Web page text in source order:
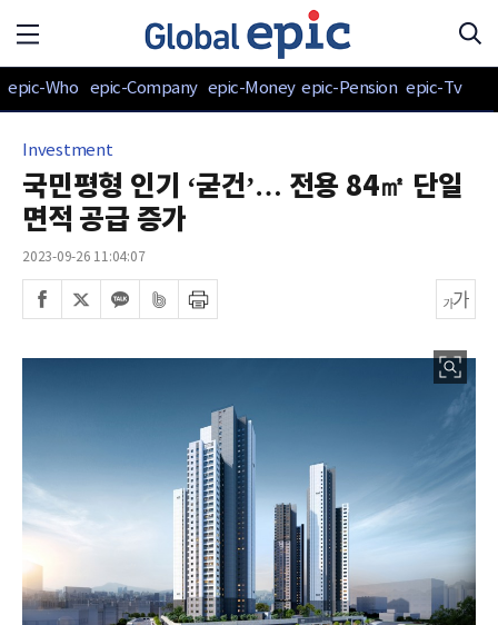
epic-Who epic-Company epic-Money epic-Pension epic-Tv
Investment
국민평형 인기 ‘굳건’… 전용 84㎡ 단일
면적 공급 증가
2023-09-26 11:04:07